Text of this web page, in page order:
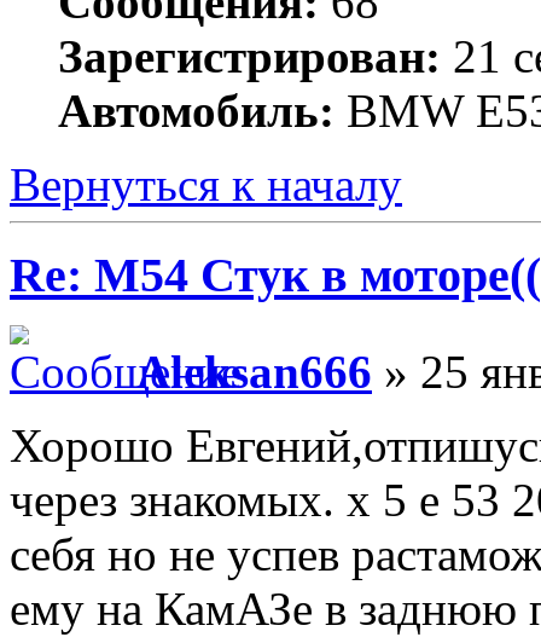
Зарегистрирован: 21
Автомобиль: BMW
Вернуться к началу
Re: M54 Стук в
Aleksan666 » 25
Хорошо
через знакомых. х 5 е 53
себя но не успев
ему на КамАЗе в заднюю